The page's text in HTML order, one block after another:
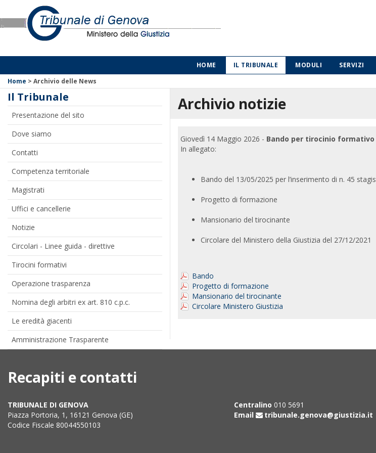
HOME IL TRIBUNALE MODULI SERVIZI
Home > Archivio delle News
Il Tribunale
Presentazione del sito
Dove siamo
Contatti
Competenza territoriale
Magistrati
Uffici e cancellerie
Notizie
Circolari - Linee guida - direttive
Tirocini formativi
Operazione trasparenza
Nomina degli arbitri ex art. 810 c.p.c.
Le eredità giacenti
Amministrazione Trasparente
Archivio notizie
Giovedì 14 Maggio 2026 - Bando per tirocinio
In allegato:
Bando del 13/05/2025 per l’inserimento di n. 45
Progetto di formazione
Mansionario del tirocinante
Circolare del Ministero della Giustizia del 27/12/2021
Bando
Progetto di formazione
Mansionario del tirocinante
Circolare Ministero Giustizia
Recapiti e contatti
TRIBUNALE DI GENOVA
Piazza Portoria, 1, 16121 Genova (GE)
Codice Fiscale 80044550103
Centralino 010 5691
Email
tribunale.genova@giustizia.it